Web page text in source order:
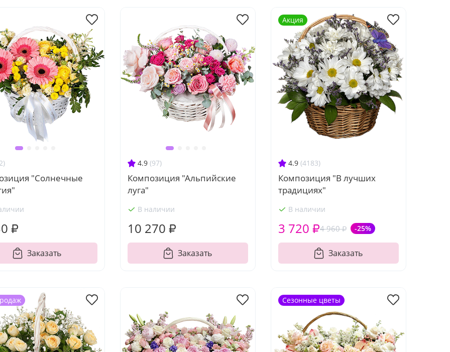
"Солнечные
₽
Заказать
4.9 (97)
Композиция "Альпийские
луга"
В наличии
10 270 ₽
Заказать
4.9 (4183)
Композиция "В лучших
традициях"
В наличии
4 960 ₽ -25%
3 720 ₽
Заказать
Акция
Сезонные цветы